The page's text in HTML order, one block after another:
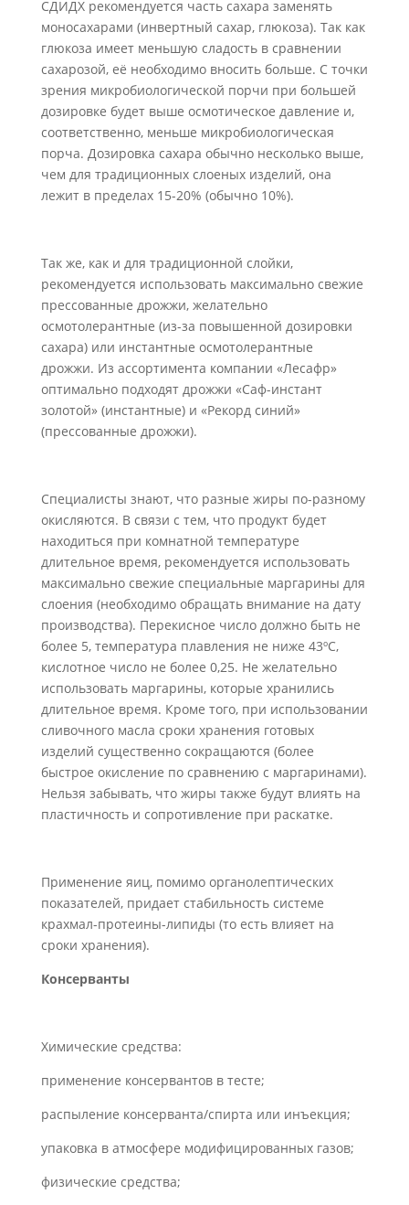
СДИДХ рекомендуется часть сахара заменять
моносахарами (инвертный сахар, глюкоза). Так как
глюкоза имеет меньшую сладость в сравнении
сахарозой, её необходимо вносить больше. С точки
зрения микробиологической порчи при большей
дозировке будет выше осмотическое давление и,
соответственно, меньше микробиологическая
порча. Дозировка сахара обычно несколько выше,
чем для традиционных слоеных изделий, она
лежит в пределах 15-20% (обычно 10%).
Так же, как и для традиционной слойки,
рекомендуется использовать максимально свежие
прессованные дрожжи, желательно
осмотолерантные (из-за повышенной дозировки
сахара) или инстантные осмотолерантные
дрожжи. Из ассортимента компании «Лесафр»
оптимально подходят дрожжи «Саф-инстант
золотой» (инстантные) и «Рекорд синий»
(прессованные дрожжи).
Специалисты знают, что разные жиры по-разному
окисляются. В связи с тем, что продукт будет
находиться при комнатной температуре
длительное время, рекомендуется использовать
максимально свежие специальные маргарины для
слоения (необходимо обращать внимание на дату
производства). Перекисное число должно быть не
более 5, температура плавления не ниже 43ºС,
кислотное число не более 0,25. Не желательно
использовать маргарины, которые хранились
длительное время. Кроме того, при использовании
сливочного масла сроки хранения готовых
изделий существенно сокращаются (более
быстрое окисление по сравнению с маргаринами).
Нельзя забывать, что жиры также будут влиять на
пластичность и сопротивление при раскатке.
Применение яиц, помимо органолептических
показателей, придает стабильность системе
крахмал-протеины-липиды (то есть влияет на
сроки хранения).
Консерванты
Химические средства:
применение консервантов в тесте;
распыление консерванта/спирта или инъекция;
упаковка в атмосфере модифицированных газов;
физические средства;